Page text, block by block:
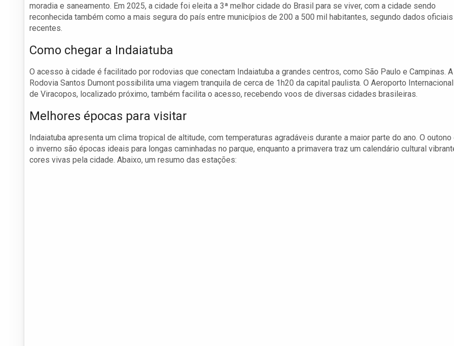
moradia e saneamento. Em 2025, a cidade foi eleita a 3ª melhor cidade do Brasil para se viver, com a cidade sendo
reconhecida também como a mais segura do país entre municípios de 200 a 500 mil habitantes, segundo dados oficiais
recentes.
Como chegar a Indaiatuba
O acesso à cidade é facilitado por rodovias que conectam Indaiatuba a grandes centros, como São Paulo e Campinas. A
Rodovia Santos Dumont possibilita uma viagem tranquila de cerca de 1h20 da capital paulista. O Aeroporto Internacional
de Viracopos, localizado próximo, também facilita o acesso, recebendo voos de diversas cidades brasileiras.
Melhores épocas para visitar
Indaiatuba apresenta um clima tropical de altitude, com temperaturas agradáveis durante a maior parte do ano. O outono
o inverno são épocas ideais para longas caminhadas no parque, enquanto a primavera traz um calendário cultural
cores vivas pela cidade. Abaixo, um resumo das estações: